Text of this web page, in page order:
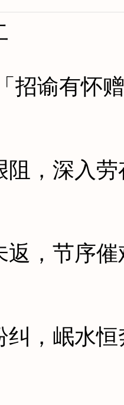
谕有怀赠
深入劳
节序催
岷水恒